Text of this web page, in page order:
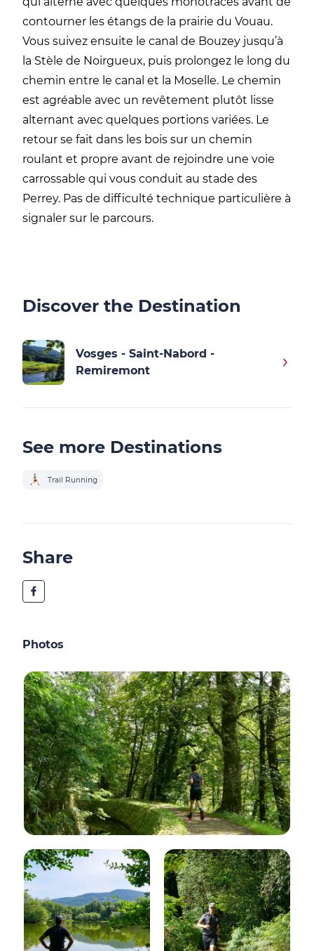
contourner les étangs de la prairie du Vouau.
Vous suivez ensuite le canal de Bouzey jusqu’à
la Stèle de Noirgueux, puis prolongez le long du
chemin entre le canal et la Moselle. Le chemin
est agréable avec un revêtement plutôt lisse
alternant avec quelques portions variées​. Le
retour se fait dans les bois sur un chemin
roulant et propre avant de rejoindre une voie
carrossable qui vous conduit au stade des
Perrey. Pas de difficulté technique particulière à
signaler sur le parcours​.
Discover the Destination
Vosges - Saint-Nabord -
Remiremont
See more Destinations
Trail Running
Share
Photos